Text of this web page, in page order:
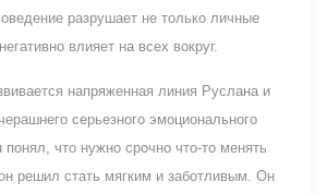
разрушает не только личные
влияет на всех вокруг.
напряженная линия Руслана и
серьезного эмоционального
понял, что нужно срочно что-то менять
решил стать мягким и заботливым. Он